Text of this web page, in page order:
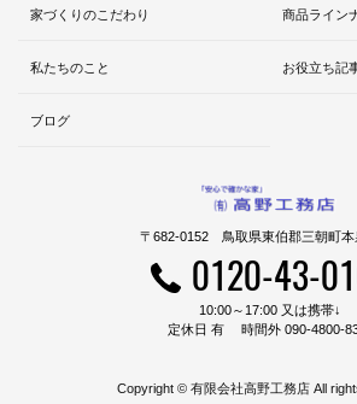
家づくりのこだわり 商品ライン
私たちのこと お役立ち記
ブログ
〒682-0152 鳥取県東伯郡三朝町本
0120-43-
10:00～17:00 又は携帯↓
定休日 有 時間外 090-4800-
Copyright © 有限会社高野工務店 All